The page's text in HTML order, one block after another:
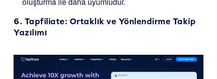
6. Tapfiliate: Ortaklık ve Yönlendirme Takip
Yazılımı